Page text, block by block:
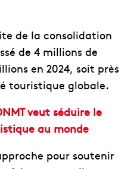
de la consolidation
de 4 millions de
en 2024, soit près
touristique globale.
veut séduire le
au monde
pour soutenir